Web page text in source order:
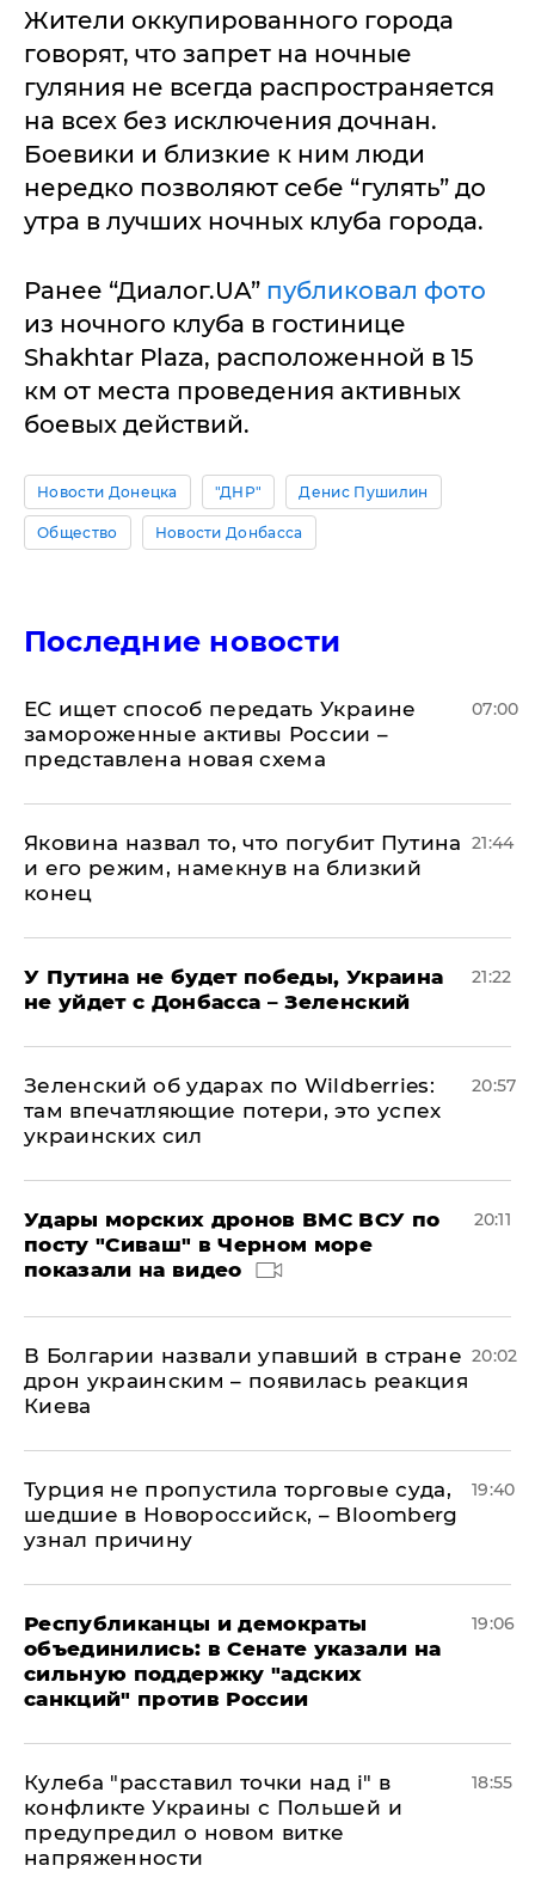
Жители оккупированного города
говорят, что запрет на ночные
гуляния не всегда распространяется
на всех без исключения дочнан.
Боевики и близкие к ним люди
нередко позволяют себе “гулять” до
утра в лучших ночных клуба города.
Ранее “Диалог.UA” публиковал фото
из ночного клуба в гостинице
Shakhtar Plaza, расположенной в 15
км от места проведения активных
боевых действий.
Новости Донецка "ДНР" Денис Пушилин
Общество Новости Донбасса
Последние новости
ЕС ищет способ передать Украине
замороженные активы России –
представлена новая схема
07:00
Яковина назвал то, что погубит Путина
и его режим, намекнув на близкий
конец
21:44
У Путина не будет победы, Украина
не уйдет с Донбасса – Зеленский
21:22
Зеленский об ударах по Wildberries:
там впечатляющие потери, это успех
украинских сил
20:57
Удары морских дронов ВМС ВСУ по
посту "Сиваш" в Черном море
показали на видео
20:11
В Болгарии назвали упавший в стране
дрон украинским – появилась реакция
Киева
20:02
Турция не пропустила торговые суда,
шедшие в Новороссийск, – Bloomberg
узнал причину
19:40
Республиканцы и демократы
объединились: в Сенате указали на
сильную поддержку "адских
санкций" против России
19:06
Кулеба "расставил точки над і" в
конфликте Украины с Польшей и
предупредил о новом витке
напряженности
18:55